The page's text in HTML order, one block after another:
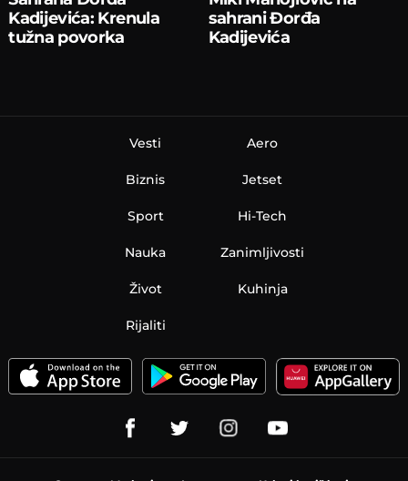
Kadijevića: Krenula
tužna povorka
sahrani Đorđa
Kadijevića
Vesti
Biznis
Sport
Nauka
Aero
Jetset
Hi-Tech
Zanimljivosti
Život Kuhinja
Rijaliti